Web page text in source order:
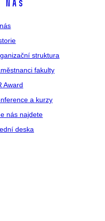
nás
struktura
fakulty
Award
a kurzy
nás najdete
deska